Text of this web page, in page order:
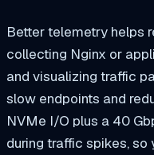
Better telemetry helps
collecting Nginx or
and visualizing traffic
slow endpoints and
NVMe I/O plus a 40
during traffic spikes,